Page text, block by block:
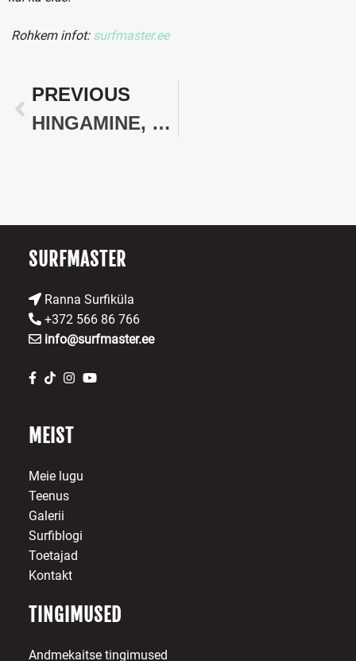
Rohkem infot: surfmaster.ee
PREVIOUS
HINGAMINE, SURF JA STRESSIJUHTIMINE.
SURFMASTER
Ranna Surfiküla
+372 566 86 766
info@surfmaster.ee
MEIST
Meie lugu
Teenus
Galerii
Surfiblogi
Toetajad
Kontakt
TINGIMUSED
Andmekaitse tingimused